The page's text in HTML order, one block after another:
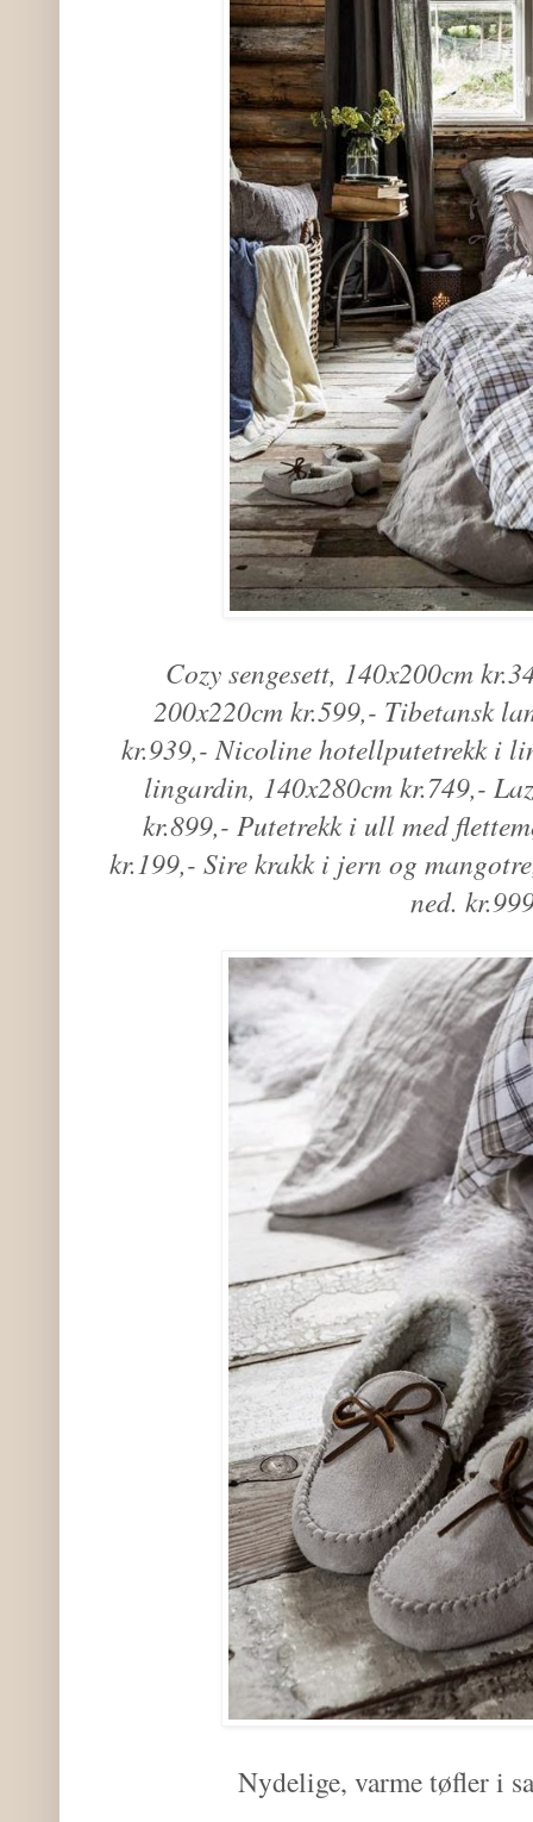
Cozy sengesett, 140x200cm
200x220cm kr.599,- Tibetansk
kr.939,- Nicoline hotellputetrekk i
lingardin, 140x280cm kr.749,-
kr.899,- Putetrekk i ull med
kr.199,- Sire krakk i jern og
ned.
Nydelige, varme tøfler i